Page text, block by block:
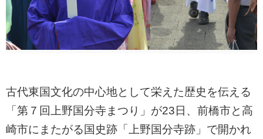
古代東国文化の中心地として栄えた歴史を伝える
「第７回上野国分寺まつり」が23日、前橋市と高
崎市にまたがる国史跡「上野国分寺跡」で開かれ